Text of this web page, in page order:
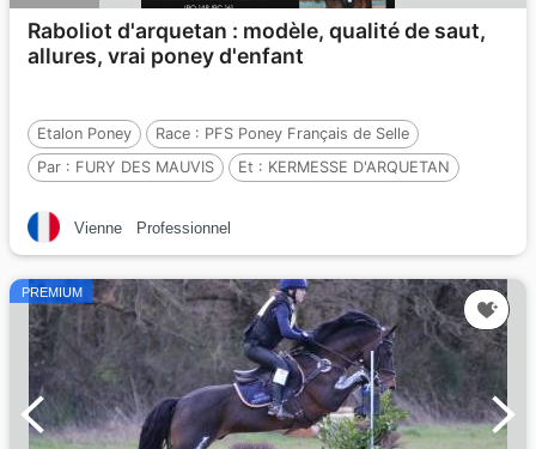
Raboliot d'arquetan : modèle, qualité de saut,
allures, vrai poney d'enfant
Etalon Poney Race : PFS Poney Français de Selle
Par : FURY DES MAUVIS Et : KERMESSE D'ARQUETAN
Vienne
Professionnel
PREMIUM